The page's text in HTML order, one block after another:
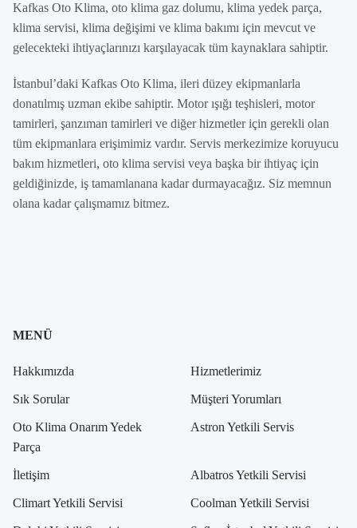
Kafkas Oto Klima, oto klima gaz dolumu, klima yedek parça,
klima servisi, klima değişimi ve klima bakımı için mevcut ve
gelecekteki ihtiyaçlarınızı karşılayacak tüm kaynaklara sahiptir.
İstanbul’daki Kafkas Oto Klima, ileri düzey ekipmanlarla
donatılmış uzman ekibe sahiptir. Motor ışığı teşhisleri, motor
tamirleri, şanzıman tamirleri ve diğer hizmetler için gerekli olan
tüm ekipmanlara erişimimiz vardır. Servis merkezimize koruyucu
bakım hizmetleri, oto klima servisi veya başka bir ihtiyaç için
geldiğinizde, iş tamamlanana kadar durmayacağız. Siz memnun
olana kadar çalışmamız bitmez.
MENÜ
Hakkımızda Hizmetlerimiz
Sık Sorular Müşteri Yorumları
Oto Klima Onarım Yedek
Parça
Astron Yetkili Servis
İletişim Albatros Yetkili Servisi
Climart Yetkili Servisi Coolman Yetkili Servisi